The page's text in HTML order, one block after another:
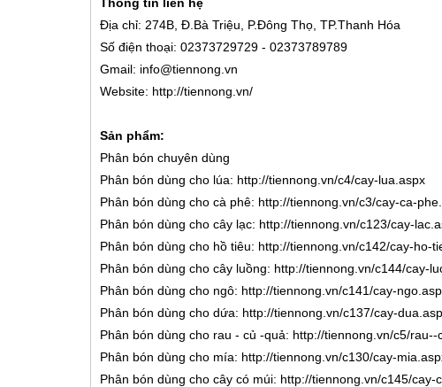
Địa chỉ: 274B, Đ.Bà Triệu, P.Đông Thọ, TP.Thanh Hóa
Số điện thoại: 02373729729 - 02373789789
Gmail: info@tiennong.vn
Website: http://tiennong.vn/
Sản phẩm:
Phân bón chuyên dùng
Phân bón dùng cho lúa: http://tiennong.vn/c4/cay-lua.aspx
Phân bón dùng cho cà phê: http://tiennong.vn/c3/cay-ca-
Phân bón dùng cho cây lạc: http://tiennong.vn/c123/cay-
Phân bón dùng cho hồ tiêu: http://tiennong.vn/c142/cay-ho-
Phân bón dùng cho cây luồng: http://tiennong.vn/c144/cay-
Phân bón dùng cho ngô: http://tiennong.vn/c141/cay-
Phân bón dùng cho dứa: http://tiennong.vn/c137/cay-
Phân bón dùng cho rau - củ -quả: http://tiennong.vn/c5/rau--
Phân bón dùng cho mía: http://tiennong.vn/c130/cay-
Phân bón dùng cho cây có múi: http://tiennong.vn/c145/cay-